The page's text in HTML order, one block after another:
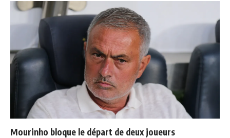
Mourinho bloque le départ de deux joueurs